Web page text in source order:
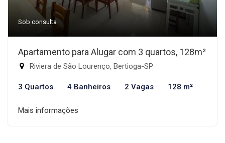
Sob consulta
Apartamento para Alugar com 3 quartos, 128m²
Riviera de São Lourenço, Bertioga-SP
3 Quartos 4 Banheiros 2 Vagas 128 m²
Mais informações